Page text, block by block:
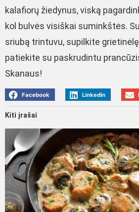
kalafiorų žiedynus, viską
kol bulvės visiškai suminkštės.
sriubą trintuvu, supilkite
patiekite su paskrudintu
Skanaus!
Facebook LinkedIn
Kiti įrašai